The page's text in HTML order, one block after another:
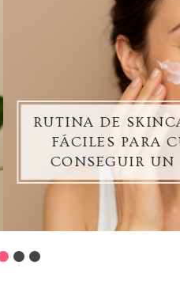
RUTINA DE SKINCARE
FÁCILES PARA
CONSEGUIR UN